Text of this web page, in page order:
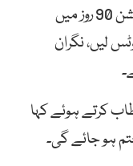
مملکت کو خط لکھا ہے، الیکشن کمیشن 90 روز میں
لیں، نگران
کرتے ہوئے کہا